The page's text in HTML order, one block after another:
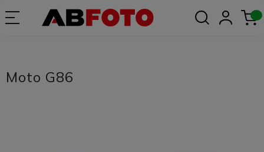
Moto G86